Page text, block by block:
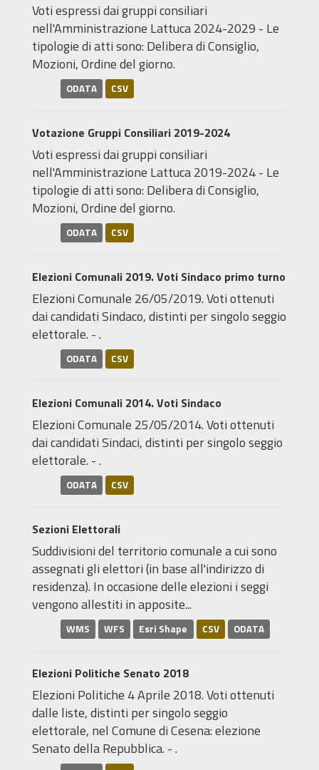
Voti espressi dai gruppi consiliari
nell'Amministrazione Lattuca 2024-2029 - Le
tipologie di atti sono: Delibera di Consiglio,
Mozioni, Ordine del giorno.
ODATA CSV
Votazione Gruppi Consiliari 2019-2024
Voti espressi dai gruppi consiliari
nell'Amministrazione Lattuca 2019-2024 - Le
tipologie di atti sono: Delibera di Consiglio,
Mozioni, Ordine del giorno.
ODATA CSV
Elezioni Comunali 2019. Voti Sindaco primo turno
Elezioni Comunale 26/05/2019. Voti ottenuti
dai candidati Sindaco, distinti per singolo seggio
elettorale. - .
ODATA CSV
Elezioni Comunali 2014. Voti Sindaco
Elezioni Comunale 25/05/2014. Voti ottenuti
dai candidati Sindaci, distinti per singolo seggio
elettorale. - .
ODATA CSV
Sezioni Elettorali
Suddivisioni del territorio comunale a cui sono
assegnati gli elettori (in base all'indirizzo di
residenza). In occasione delle elezioni i seggi
vengono allestiti in apposite...
WMS WFS Esri Shape CSV ODATA
Elezioni Politiche Senato 2018
Elezioni Politiche 4 Aprile 2018. Voti ottenuti
dalle liste, distinti per singolo seggio
elettorale, nel Comune di Cesena: elezione
Senato della Repubblica. - .